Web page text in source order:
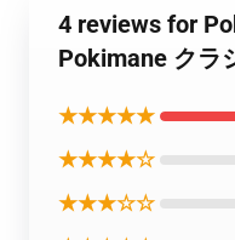
4 reviews for
Pokimane クラ
★★★★★
★★★★☆
★★★☆☆